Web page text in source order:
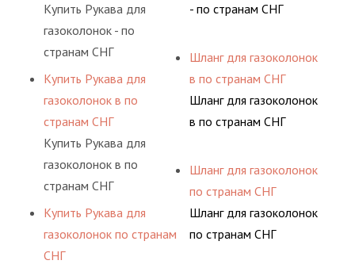
Купить Рукава для
газоколонок - по
странам СНГ
Купить Рукава для
газоколонок в по
странам СНГ
Купить Рукава для
газоколонок в по
странам СНГ
Купить Рукава для
газоколонок по странам
СНГ
- по странам СНГ
Шланг для газоколонок
в по странам СНГ
Шланг для газоколонок
в по странам СНГ
Шланг для газоколонок
по странам СНГ
Шланг для газоколонок
по странам СНГ